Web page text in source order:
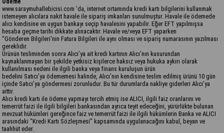
Ödeme
www.saraymuhallebicisi.com ’da, internet ortamında kredi kartı bilgilerini kullanmak
istemeyen alıcılara nakit havale ile sipariş imkanları sunulmuştur. Havale ile ödemede
alıcı kendisine en uygun bankayı seçip havalesini yapabilir. Eğer EFT yapılmışsa
hesaba geçme tarihi dikkate alınacaktır. Havale ve/veya EFT yaparken
“Gönderen Bilgileri'nin Fatura Bilgileri ile aynı olması ve sipariş numarasının yazılması
gereklidir.
Ürünün tesliminden sonra Alıcı’ya ait kredi kartının Alıcı’nın kusurundan
kaynaklanmayan bir şekilde yetkisiz kişilerce haksız veya hukuka aykırı olarak
kullanılması nedeni ile ilgili banka veya finans kuruluşun ürün
bedelini Satıcı’ya ödememesi halinde, Alıcı’nın kendisine teslim edilmiş ürünü 10 gün
içinde Satıcı’ya göndermesi zorunludur. Bu tür durumlarda nakliye giderleri Alıcı’ya
aittir.
Alıcı kredi kartı ile ödeme yapmayı tercih etmiş ise ALICI, ilgili faiz oranlarını ve
temerrüt faizi ile ilgili bilgileri bankasından ayrıca teyit edeceğini, yürürlükte bulunan
mevzuat hükümleri gereğince faiz ve temerrüt faizi ile ilgili hükümlerin Banka ve ALICI
arasındaki “Kredi Kartı Sözleşmesi” kapsamında uygulanacağını kabul, beyan ve
taahhüt eder.